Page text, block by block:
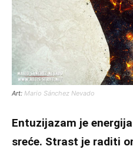
Art: Mario Sánchez Nevado
Entuzijazam je
sreće. Strast je raditi